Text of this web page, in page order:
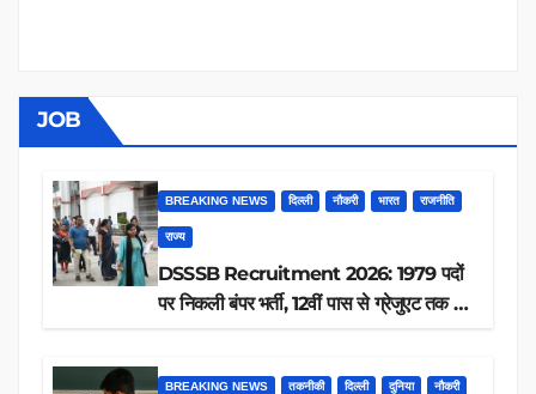
JOB
BREAKING NEWS दिल्ली नौकरी भारत राजनीति
राज्य
DSSSB Recruitment 2026: 1979 पदों
पर निकली बंपर भर्ती, 12वीं पास से ग्रेजुएट तक करें
BREAKING NEWS तकनीकी दिल्ली दुनिया नौकरी